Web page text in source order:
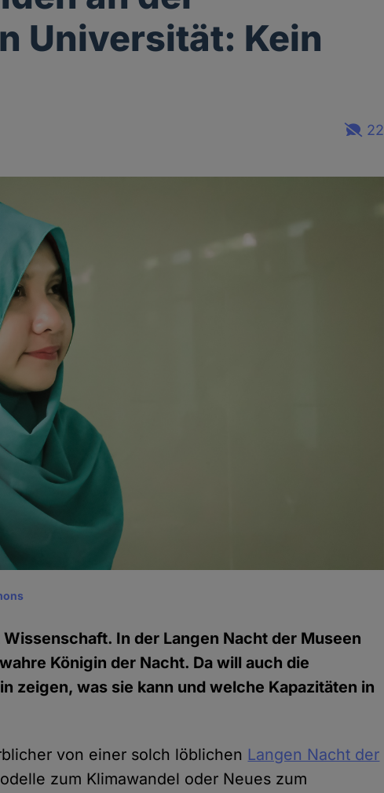
Universität: Kein
22
In der Langen Nacht der Museen
Königin der Nacht. Da will auch die
zeigen, was sie kann und welche Kapazitäten in
von einer solch löblichen Langen Nacht der
zum Klimawandel oder Neues zum